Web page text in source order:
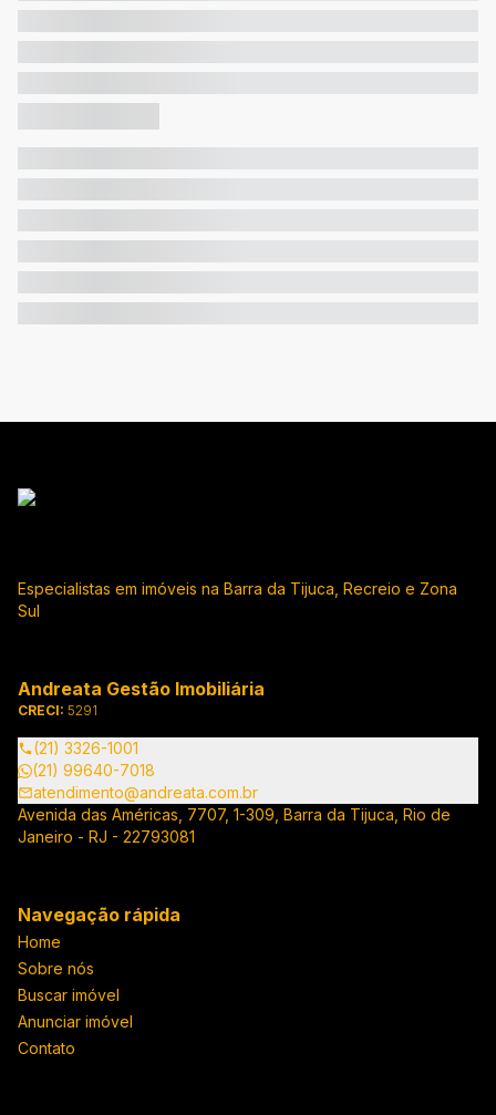
Especialistas em imóveis na Barra da Tijuca, Recreio e Zona
Sul
Andreata Gestão Imobiliária
CRECI: 5291
(21) 3326-1001
(21) 99640-7018
atendimento@andreata.com.br
Avenida das Américas, 7707, 1-309, Barra da Tijuca, Rio de
Janeiro - RJ - 22793081
Navegação rápida
Home
Sobre nós
Buscar imóvel
Anunciar imóvel
Contato